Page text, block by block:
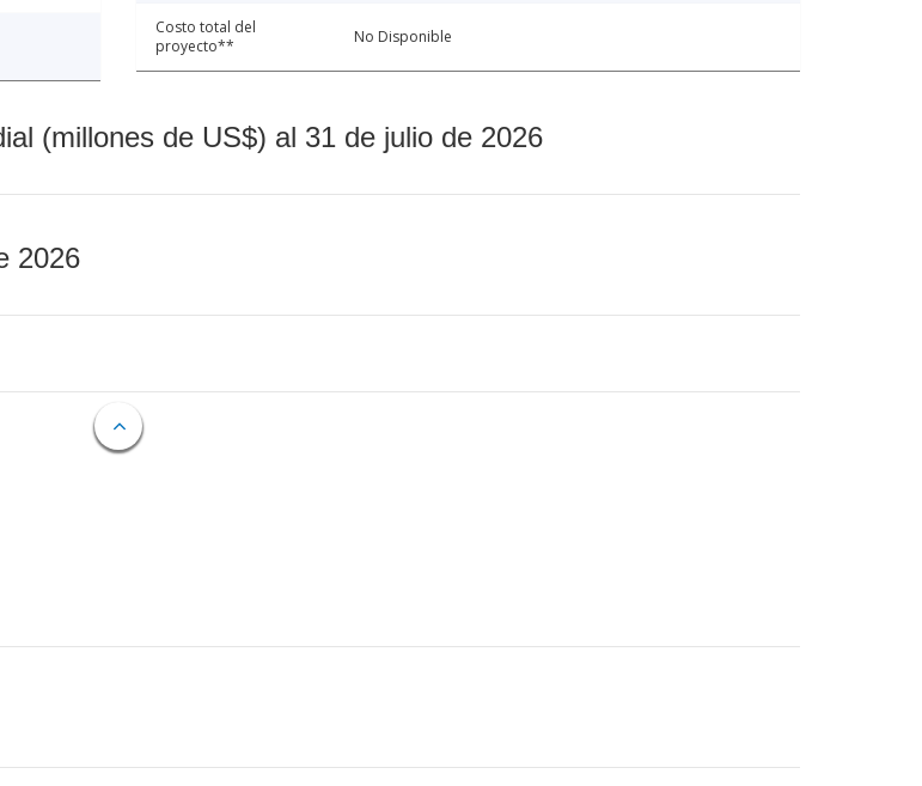
Costo total del
proyecto**
No Disponible
(millones de US$) al 31 de julio de 2026
2026